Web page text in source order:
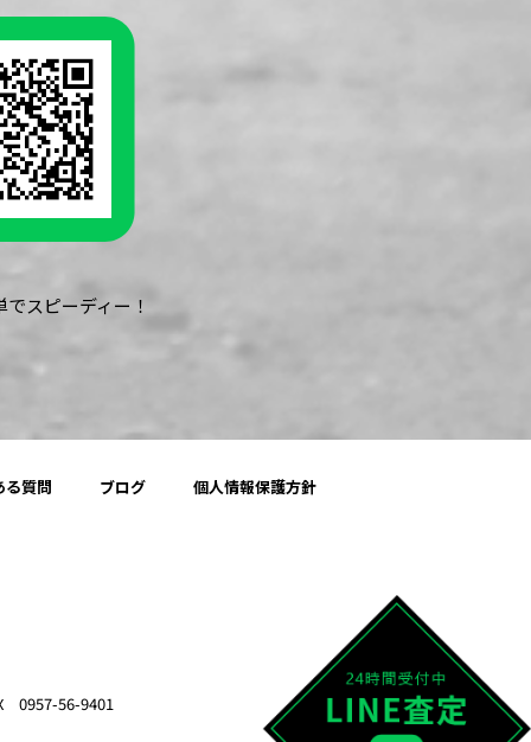
スピーディー！
る質問 ブログ 個人情報保護方針
0957-56-9401